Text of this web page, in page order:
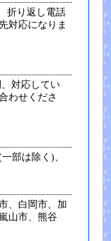
り返し電話
対応になりま
対応してい
わせくださ
部は除く)、
、白岡市、加
山市、熊谷